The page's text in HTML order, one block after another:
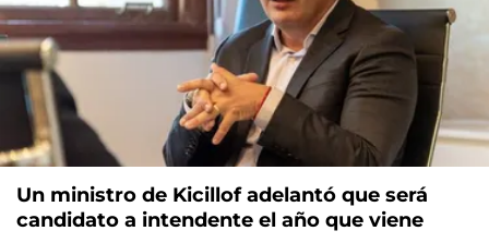
Un ministro de Kicillof adelantó que será
candidato a intendente el año que viene